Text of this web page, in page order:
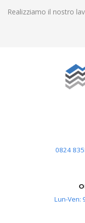
Realizziamo il nostro
0824
Lun-Ven: